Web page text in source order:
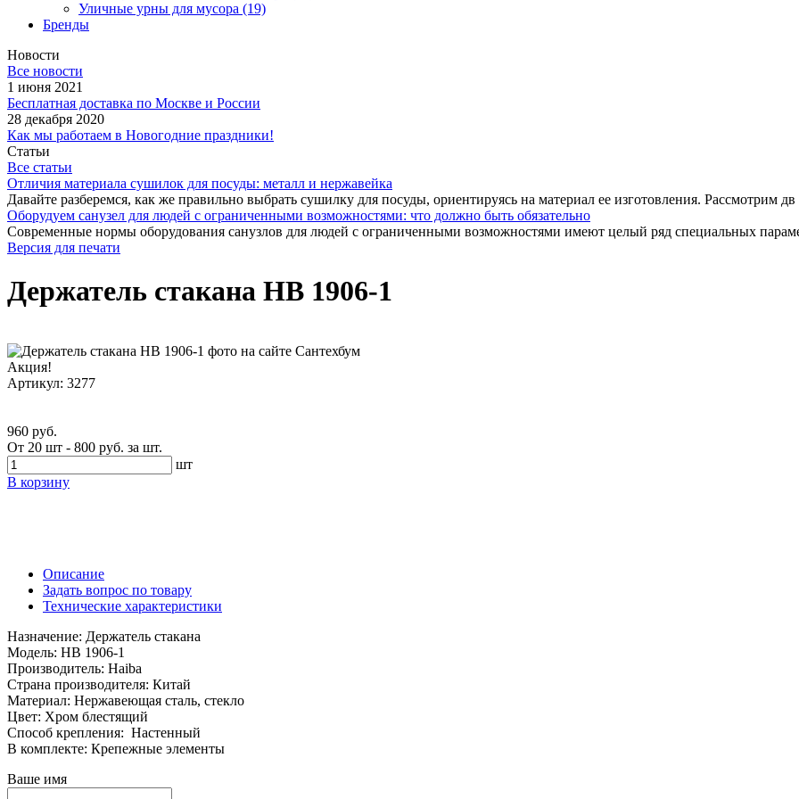
Уличные урны для мусора (19)
Бренды
Новости
Все новости
1 июня 2021
Бесплатная доставка по Москве и России
28 декабря 2020
Как мы работаем в Новогодние праздники!
Статьи
Все статьи
Отличия материала сушилок для посуды: металл и нержавейка
Давайте разберемся, как же правильно выбрать сушилку для посуды, ориентируясь на материал ее изготовления. Рассмотрим дв
Оборудуем санузел для людей с ограниченными возможностями: что должно быть обязательно
Современные нормы оборудования санузлов для людей с ограниченными возможностями имеют целый ряд специальных
Версия для печати
Держатель стакана HB 1906-1
Акция!
Артикул: 3277
960 руб.
От 20 шт - 800 руб. за шт.
шт
В корзину
Описание
Задать вопрос по товару
Технические характеристики
Назначение: Держатель стакана
Модель: HB 1906-1
Производитель: Haiba
Страна производителя: Китай
Материал: Нержавеющая сталь, стекло
Цвет: Хром блестящий
Способ крепления: Настенный
В комплекте: Крепежные элементы
Ваше имя